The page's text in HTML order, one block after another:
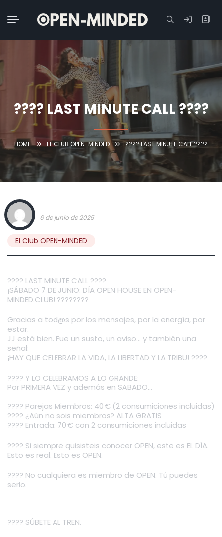
Buscar:
???? LAST MINUTE CALL ????
HOME EL CLUB OPEN-MINDED ???? LAST MINUTE CALL ????
6 de junio de 2025
El Club OPEN-MINDED
???? LAST MINUTE CALL ????
¡SÁBADO 7 DE JUNIO: DÍA OPEN HOUSE EN OPEN-
MINDED.CLUB! ????️????
Gracias a tod@s por los mensajes, por la energía, por
estar.
JJ está bien. Fue un susto, un aviso… y también una
señal:
¡HAY QUE CELEBRAR LA VIDA, LA LIBERTAD Y LA TRIBU! ????
???? Y LO CELEBRAMOS A LO GRANDE:
Por PRIMERA VEZ y además en SÁBADO…
????️ Parejas Miembros: 40 € (2 consumiciones incluidas)
???? ¿Aún no sois miembros? ALTA GRATIS
???? Entrada: 70 € con 2 consumiciones incluidas
???? Si siempre quisisteis conocer OPEN, este es EL DÍA.
Esto es real. Esto es OPEN.
????️ No cualquiera es miembro de OPEN. Tú puedes
serlo.
???? SÚBETE AL TREN.